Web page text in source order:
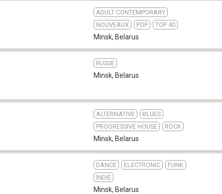
ADULT CONTEMPORARY
NOUVEAUX
POP TOP 40
Minsk, Belarus
RUSSE
Minsk, Belarus
ALTERNATIVE
BLUES
PROGRESSIVE HOUSE
ROCK
Minsk, Belarus
DANCE ELECTRONIC
FUNK
INDIE
Minsk, Belarus